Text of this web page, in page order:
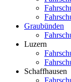
Graubünden
Luzern
Schaffhausen